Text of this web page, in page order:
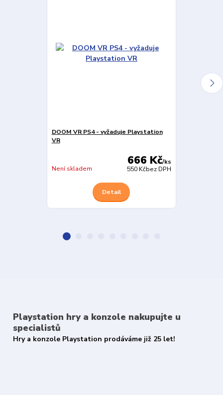
DOOM VR PS4 - vyžaduje Playstation
VR
666 Kč/ks
550 Kčbez DPH
Není skladem
Detail
Playstation hry a konzole nakupujte u
specialistů
Hry a konzole Playstation prodáváme již 25 let!